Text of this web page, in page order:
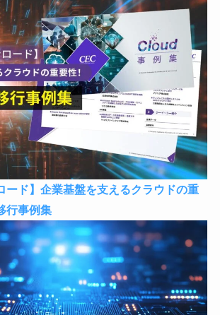
ード】企業基盤を支えるクラウドの重
行事例集